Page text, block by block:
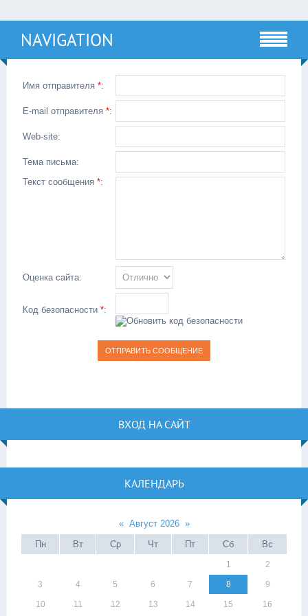
NAVIGATION
Имя отправителя *:
E-mail отправителя *:
Web-site:
Тема письма:
Текст сообщения *:
Оценка сайта:
Код безопасности *:
ВХОД НА САЙТ
КАЛЕНДАРЬ
« Август 2026 »
Пн
Вт Ср Чт Пт Сб Вс
1 2
3 4 5 6 7 8 9
10 11 12 13 14 15 16